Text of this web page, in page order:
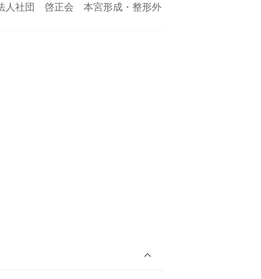
人社団 啓正会 本宮形成・整形外